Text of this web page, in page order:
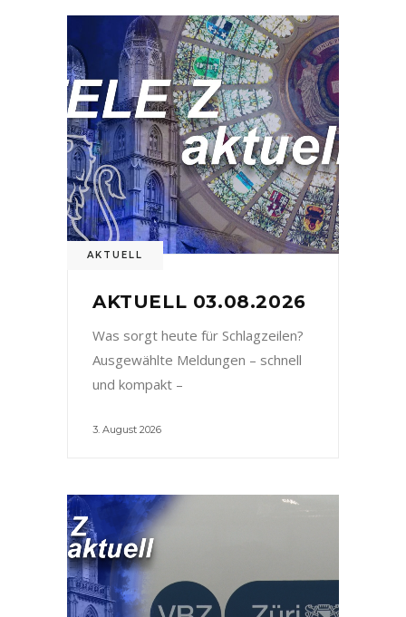
AKTUELL
AKTUELL 03.08.2026
Was sorgt heute für Schlagzeilen?
Ausgewählte Meldungen – schnell
und kompakt –
3. August 2026